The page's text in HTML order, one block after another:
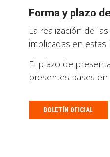
Forma y plazo
La realización de
implicadas en
El plazo de
presentes bases
BOLETÍN OFICIAL